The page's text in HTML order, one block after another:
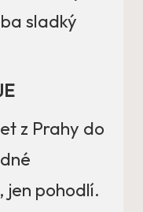
sladký
z Prahy do
jen pohodlí.